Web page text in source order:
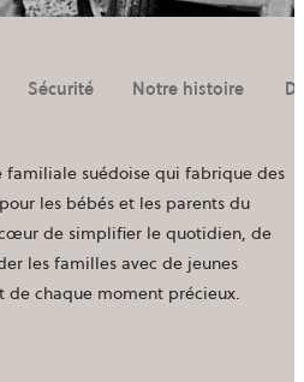
Sécurité Notre histoire
familiale suédoise qui fabrique des
les bébés et les parents du
de simplifier le quotidien, de
les familles avec de jeunes
chaque moment précieux.